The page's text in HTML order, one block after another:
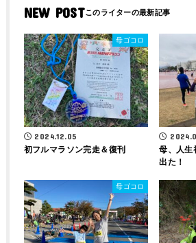
NEW POST
母ゴコロ
2024.12.05
初フルマラソン完走＆復刊
母、人生
出た！
母ゴコロ